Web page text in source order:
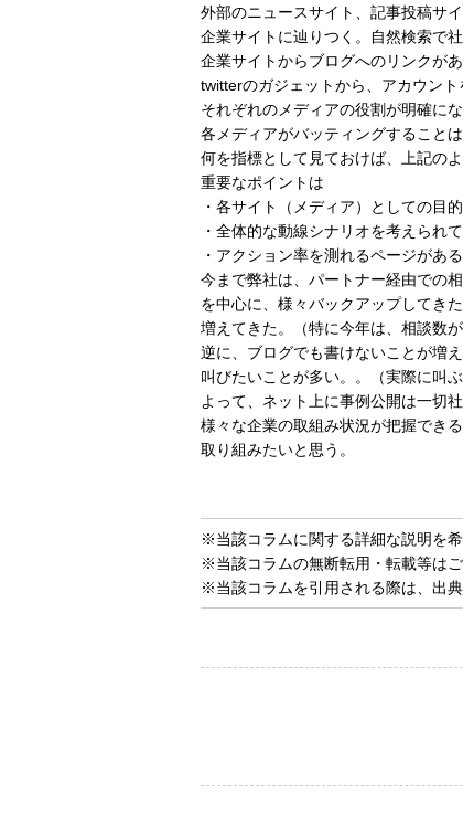
外部のニュースサイト、記事投稿サ
企業サイトに辿りつく。自然検索で
企業サイトからブログへのリンクが
twitterのガジェットから、アカウント
それぞれのメディアの役割が明確に
各メディアがバッティングすることは
何を指標として見ておけば、上記の
重要なポイントは
・各サイト（メディア）としての目
・全体的な動線シナリオを考えられ
・アクション率を測れるページがあ
今まで弊社は、パートナー経由での
を中心に、様々バックアップしてき
増えてきた。（特に今年は、相談数が
逆に、ブログでも書けないことが増
叫びたいことが多い。。（実際に叫
よって、ネット上に事例公開は一切
様々な企業の取組み状況が把握でき
取り組みたいと思う。
※当該コラムに関する詳細な説明を
※当該コラムの無断転用・転載等はご
※当該コラムを引用される際は、出